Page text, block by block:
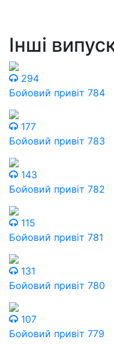
Інші
294
Бойовий привіт 784
177
Бойовий привіт 783
143
Бойовий привіт 782
115
Бойовий привіт 781
131
Бойовий привіт 780
107
Бойовий привіт 779